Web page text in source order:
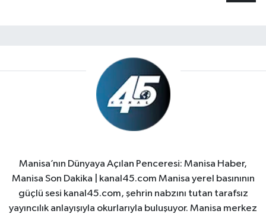
Manisa’nın Dünyaya Açılan Penceresi: Manisa Haber,
Manisa Son Dakika | kanal45.com Manisa yerel basınının
güçlü sesi kanal45.com, şehrin nabzını tutan tarafsız
yayıncılık anlayışıyla okurlarıyla buluşuyor. Manisa merkez